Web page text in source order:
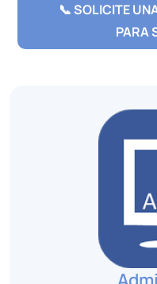
📞 SOLICITE
PARA